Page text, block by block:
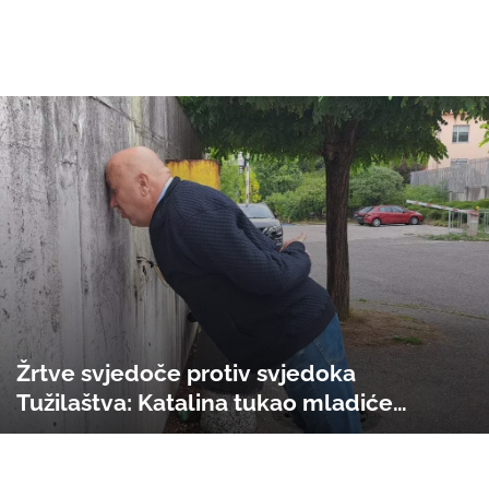
Žrtve svjedoče protiv svjedoka
Tužilaštva: Katalina tukao mladiće
Sarajeva, danas svjedoči protiv optuženih